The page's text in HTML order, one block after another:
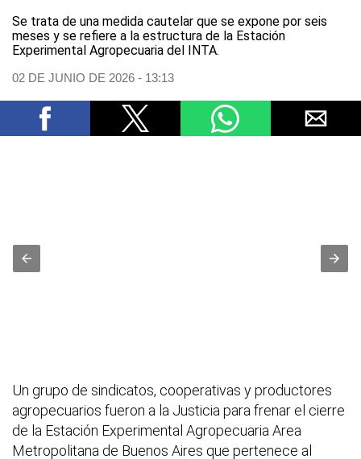
Se trata de una medida cautelar que se expone por seis
meses y se refiere a la estructura de la Estación
Experimental Agropecuaria del INTA.
02 DE JUNIO DE 2026 - 13:13
Un grupo de sindicatos, cooperativas y productores
agropecuarios fueron a la Justicia para frenar el cierre
de la Estación Experimental Agropecuaria Area
Metropolitana de Buenos Aires que pertenece al